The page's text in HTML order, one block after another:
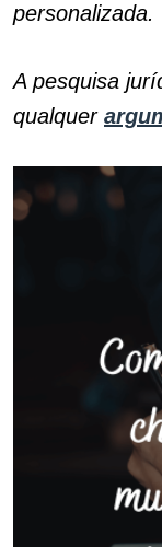
personalizada.
A pesquisa
qualquer